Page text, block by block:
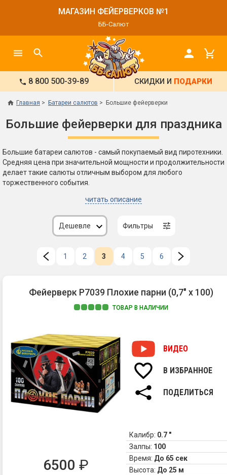
МАГАЗИН ФЕЙЕРВЕРКОВ №1
ББ-Салют
8 800 500-39-89 СКИДКИ И ПОДАРКИ
Главная Батареи салютов Большие фейерверки
Большие фейерверки для праздника
Большие батареи салютов - самый покупаемый вид пиротехники.
Средняя цена при значительной мощности и продолжительности
делает такие салюты отличным выбором для любого
торжественного события.
читать описание
Дешевле Фильтры
1 2 3 4 5 6
Фейерверк Р7039 Плохие парни (0,7" х 100)
ТОВАР В НАЛИЧИИ
ВИДЕО
В ИЗБРАННОЕ
ПОДЕЛИТЬСЯ
6500 ₽
Калибр: 0.7 "
Залпы: 100
Время: До 65 сек
Высота: До 25 м